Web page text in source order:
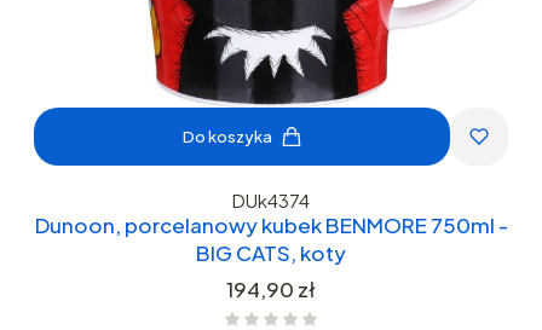
Do koszyka
DUk4374
Dunoon, porcelanowy kubek BENMORE 750ml -
BIG CATS, koty
Cena
194,90 zł